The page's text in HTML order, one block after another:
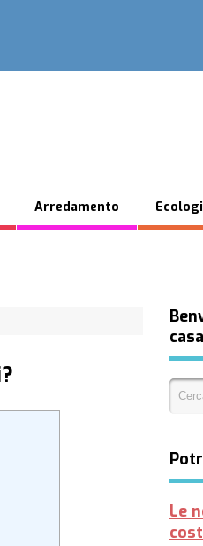
Arredamento
Le